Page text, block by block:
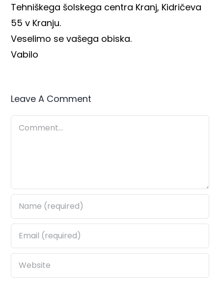
Tehniškega šolskega centra Kranj, Kidričeva
55 v Kranju.
Veselimo se vašega obiska.
Vabilo
Leave A Comment
Comment